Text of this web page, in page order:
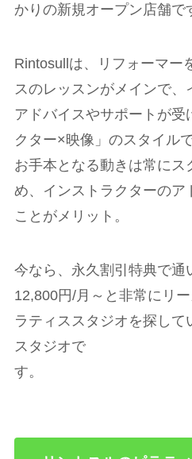
かりの新規オープン店舗で
Rintosullは、リフォーマー
スのレッスンがメインで、
アドバイスやサポートが受
クター×映像」のスタイル
お手本となる動きは常にス
め、インストラクターのア
ことがメリット。
今なら、永久割引特典で通
12,800円/月～と非常にリ
ラティススタジオを探し
スタジオで
す